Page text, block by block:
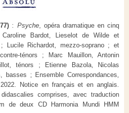
: Psyche, opéra dramatique en cinq
Bardot, Lieselot de Wilde et
Lucile Richardot, mezzo-soprano ; et
ténors ; Marc Mauillon, Antonin
ténors ; Etienne Bazola, Nicolas
basses ; Ensemble Correspondances,
Notice en français et en anglais.
comprises, avec traduction
de deux CD Harmonia Mundi HMM